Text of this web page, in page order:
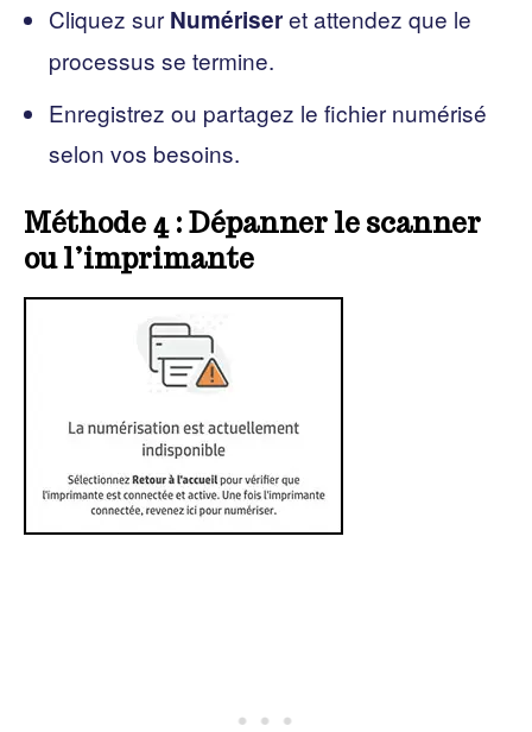
Cliquez sur Numériseret attendez que le
processus se termine.
Enregistrez ou partagez le fichier numérisé
selon vos besoins.
Méthode 4 : Dépanner le scanner
ou l’imprimante